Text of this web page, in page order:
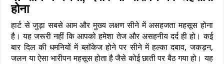
होना
हार्ट से जुड़ा सबसे आम और मुख्य लक्षण सीने में असहजता महसूस होना
है। यह जरूरी नहीं कि आपको हमेशा तेज और असहनीय दर्द ही हो। कई
बार दिल की धमनियों में ब्लॉकेज होने पर सीने में हल्का दबाव, जकड़न,
जलन या ऐसा भारीपन महसूस होता है जैसे कोई छाती पर बैठ गया हो। यह